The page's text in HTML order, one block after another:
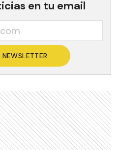
en tu email
NEWSLETTER